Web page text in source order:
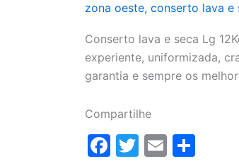
zona oeste, conserto lava e
Conserto lava e seca Lg
experiente, uniformizada,
garantia e sempre os
Compartilhe
F
T
E